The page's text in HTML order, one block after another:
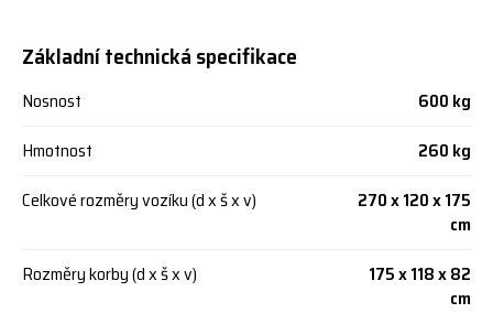
Základní technická specifikace
Nosnost
600 kg
Hmotnost
260 kg
Celkové rozměry vozíku (d x š x v)
270 x 120 x 175
cm
Rozměry korby (d x š x v)
175 x 118 x 82
cm